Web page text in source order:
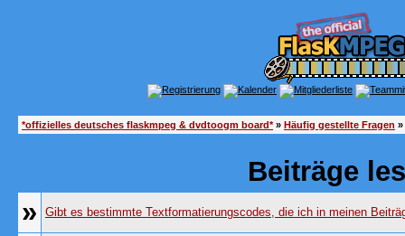
*offizielles deutsches flaskmpeg & dvdtoogm board*» Häufig gestellte Fragen
Beiträge
»
Gibt es bestimmte Textformatierungscodes, die ich in meinen